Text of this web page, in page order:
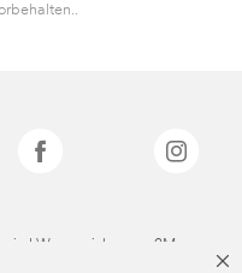
sind Warenzeichen von 3M.